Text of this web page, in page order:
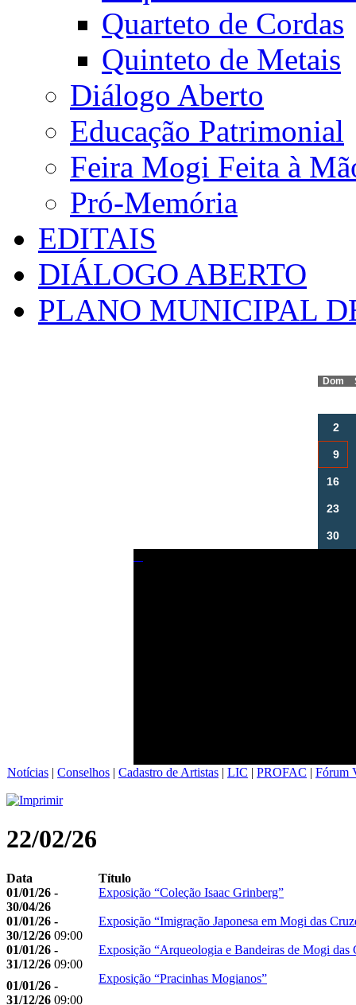
Quarteto de Cordas
Quinteto de Metais
Diálogo Aberto
Educação Patrimonial
Feira Mogi Feita à
Pró-Memória
EDITAIS
DIÁLOGO ABERTO
PLANO MUNICIPAL
Dom
2
9
16
23
30
Notícias | Conselhos | Cadastro de Artistas | LIC | PROFAC | Fórum
22/02/26
Data
Título
01/01/26 -
30/04/26
Exposição “Coleção Isaac Grinberg”
01/01/26 -
30/12/26 09:00
Exposição “Imigração Japonesa em Mogi das
01/01/26 -
31/12/26 09:00
Exposição “Arqueologia e Bandeiras de Mogi das
01/01/26 -
31/12/26 09:00
Exposição “Pracinhas Mogianos”